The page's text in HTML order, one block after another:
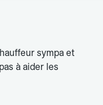
sympa et
à aider les